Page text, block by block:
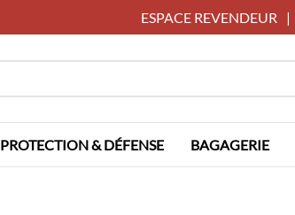
ESPACE REVENDEUR |
PROTECTION & DÉFENSE BAGAGERIE